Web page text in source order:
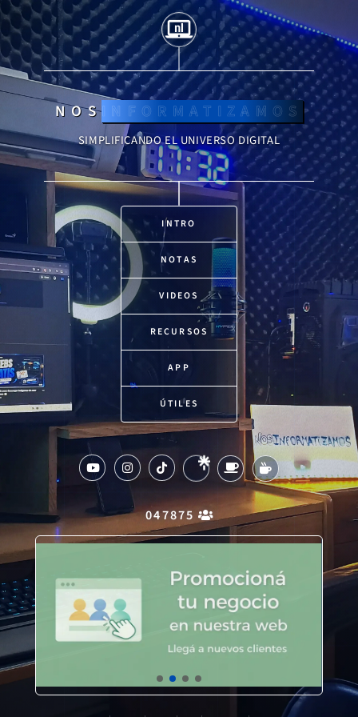
NOSINFORMATIZAMOS
SIMPLIFICANDO EL UNIVERSO DIGITAL
INTRO
NOTAS
VIDEOS
RECURSOS
APP
ÚTILES
047875